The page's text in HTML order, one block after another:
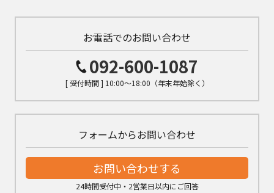
お電話でのお問い合わせ
092-600-1087
[ 受付時間 ] 10:00～18:00（年末年始除く）
フォームからお問い合わせ
お問い合わせする
24時間受付中・2営業日以内にご回答